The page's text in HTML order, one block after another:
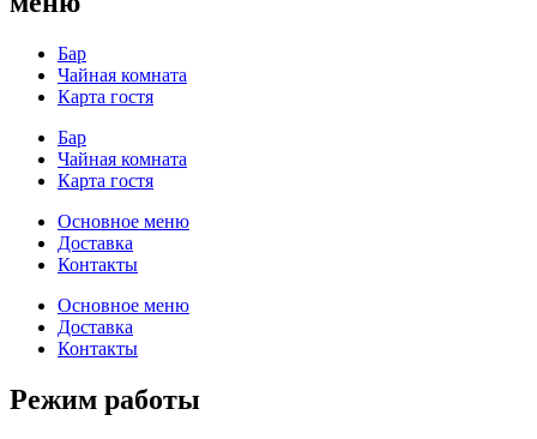
Бар
Чайная комната
Карта гостя
Бар
Чайная комната
Карта гостя
Основное меню
Доставка
Контакты
Основное меню
Доставка
Контакты
Режим работы